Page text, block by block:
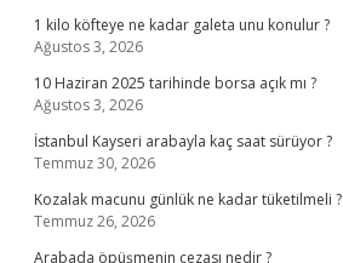
1 kilo köfteye ne kadar galeta unu konulur ?
Ağustos 3, 2026
10 Haziran 2025 tarihinde borsa açık mı ?
Ağustos 3, 2026
İstanbul Kayseri arabayla kaç saat sürüyor ?
Temmuz 30, 2026
Kozalak macunu günlük ne kadar tüketilmeli ?
Temmuz 26, 2026
Arabada öpüşmenin cezası nedir ?